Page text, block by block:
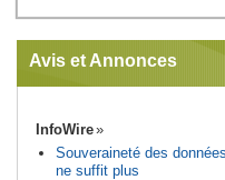
Avis et Annonces
InfoWire
Souveraineté des
ne suffit plus